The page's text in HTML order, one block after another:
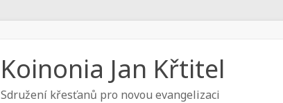
Koinonia Jan Křtitel
Sdružení křesťanů pro novou evangelizaci